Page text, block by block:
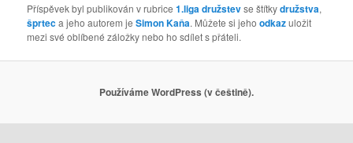
Příspěvek byl publikován v rubrice1.liga družstevse štítkydružstva,
šprteca jeho autorem jeSimon Kaňa. Můžete si jehoodkazuložit
mezi své oblíbené záložky nebo ho sdílet s přáteli.
Používáme WordPress (v češtině).